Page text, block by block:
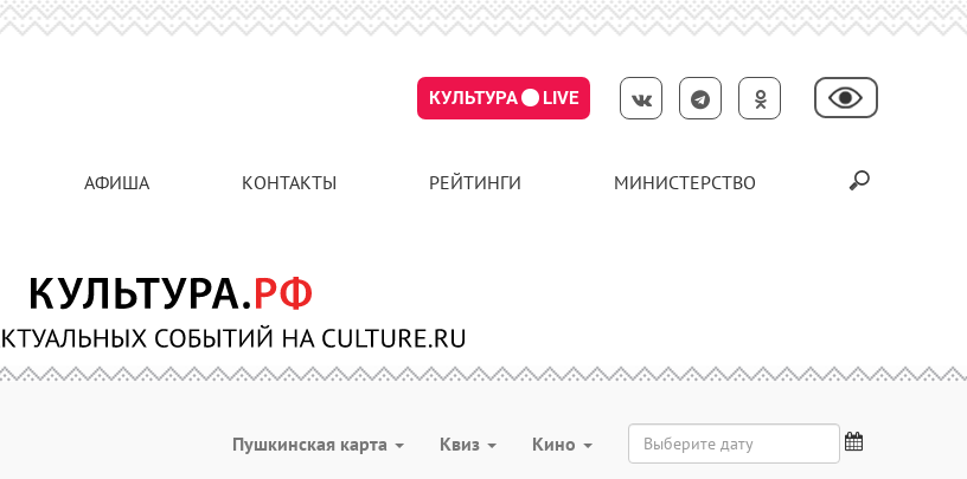
КУЛЬТУРА LIVE
АФИША КОНТАКТЫ РЕЙТИНГИ МИНИСТЕРСТВО
Пушкинская карта Квиз Кино